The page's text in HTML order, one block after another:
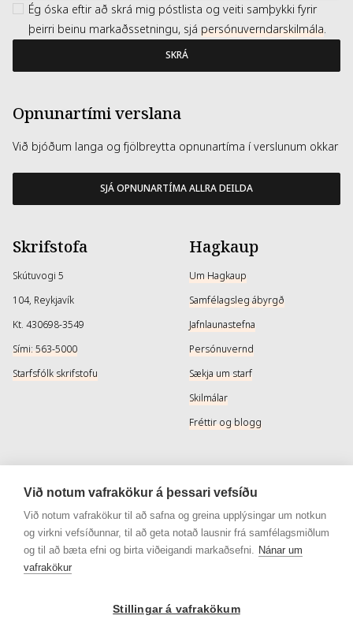
Ég óska eftir að skrá mig póstlista og veiti samþykki fyrir
þeirri beinu markaðssetningu, sjá persónuverndarskilmála.
SKRÁ
Opnunartími verslana
Við bjóðum langa og fjölbreytta opnunartíma í verslunum okkar
SJÁ OPNUNARTÍMA ALLRA DEILDA
Skrifstofa
Skútuvogi 5
104, Reykjavík
Kt. 430698-3549
Sími: 563-5000
Starfsfólk skrifstofu
Hagkaup
Um Hagkaup
Samfélagsleg ábyrgð
Jafnlaunastefna
Persónuvernd
Sækja um starf
Skilmálar
Fréttir og blogg
Þjónusta
Afhendingarmöguleikar
Skilareglur
Algengar spurningar
Samfélagsmiðlar
Instagram
Instagram - Snyrtivara
Við notum vafrakökur á þessari vefsíðu
Við notum vafrakökur til að safna og greina upplýsingar um notkun
og virkni vefsíðunnar, til að geta notað lausnir frá samfélagsmiðlum
og til að bæta efni og birta viðeigandi markaðsefni. Nánar um
vafrakökur
Stillingar á vafrakökum